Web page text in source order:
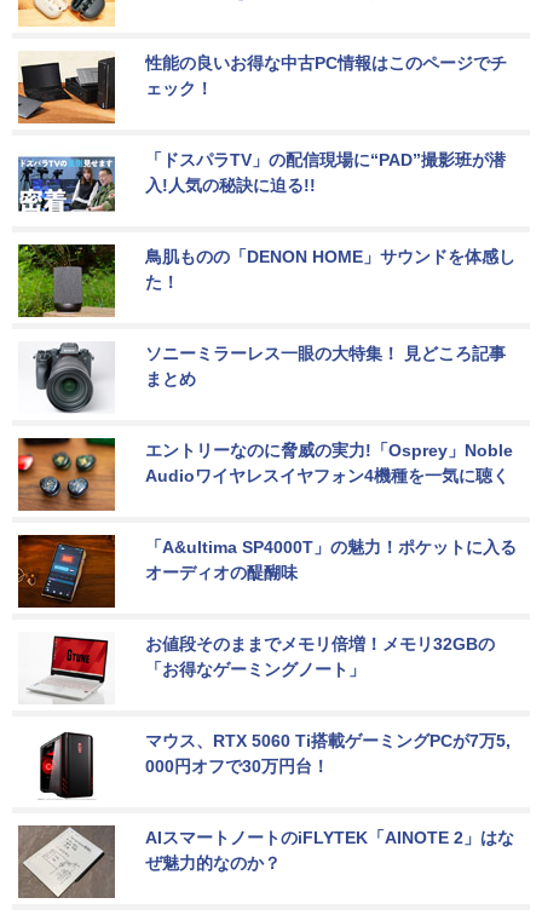
性能の良いお得な中古PC情報はこのページでチ
ェック！
「ドスパラTV」の配信現場に“PAD”撮影班が潜
入!人気の秘訣に迫る!!
鳥肌ものの「DENON HOME」サウンドを体感し
た！
ソニーミラーレス一眼の大特集！ 見どころ記事
まとめ
エントリーなのに脅威の実力!「Osprey」Noble
Audioワイヤレスイヤフォン4機種を一気に聴く
「A&ultima SP4000T」の魅力！ポケットに入る
オーディオの醍醐味
お値段そのままでメモリ倍増！メモリ32GBの
「お得なゲーミングノート」
マウス、RTX 5060 Ti搭載ゲーミングPCが7万5,
000円オフで30万円台！
AIスマートノートのiFLYTEK「AINOTE 2」はな
ぜ魅力的なのか？